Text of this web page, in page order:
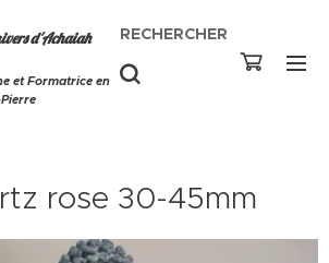
d'Achaiah
et Formatrice en
RECHERCHER
rose 30-45mm